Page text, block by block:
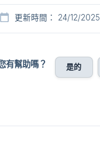
更新時間： 24/12/2025
有幫助嗎？ 是的